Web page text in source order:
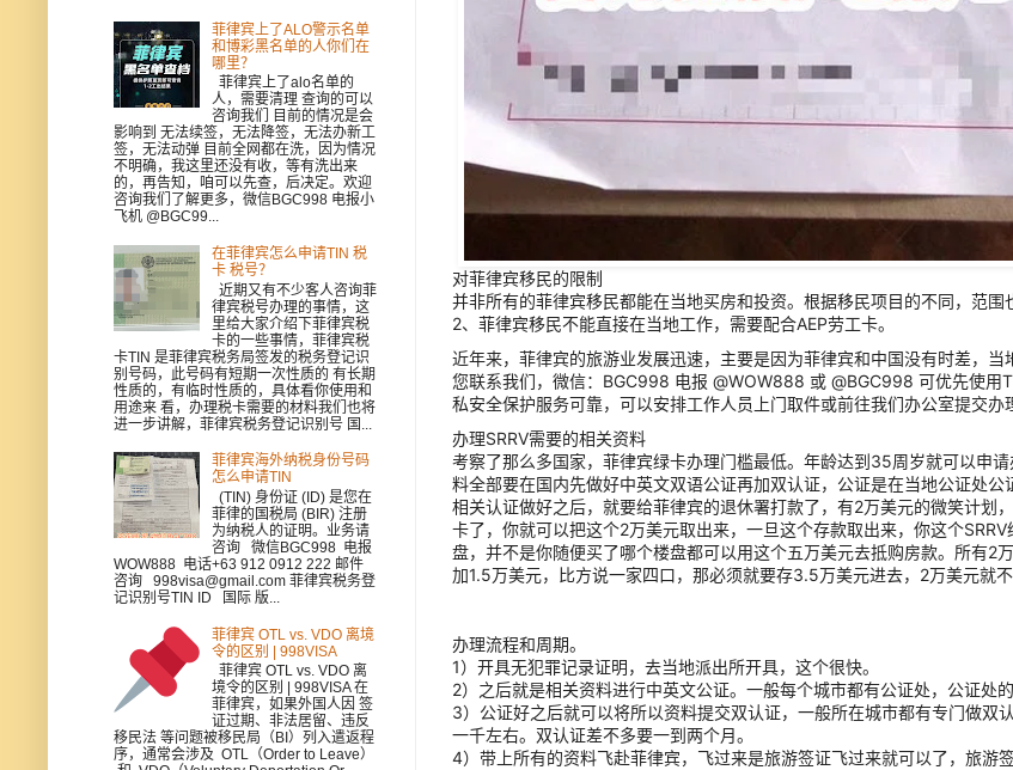
对菲律宾移民的限制
并非所有的菲律宾移民都能在当地买房和投资。根据移民项目的不同，范围
2、菲律宾移民不能直接在当地工作，需要配合AEP劳工卡。
近年来，菲律宾的旅游业发展迅速，主要是因为菲律宾和中国没有时差，
您联系我们，微信：BGC998 电报 @WOW888 或 @BGC998 可优先使
私安全保护服务可靠，可以安排工作人员上门取件或前往我们办公室提交办
办理SRRV需要的相关资料
考察了那么多国家，菲律宾绿卡办理门槛最低。年龄达到35周岁就可以申
料全部要在国内先做好中英文双语公证再加双认证，公证是在当地公证处
相关认证做好之后，就要给菲律宾的退休署打款了，有2万美元的微笑计
卡了，你就可以把这个2万美元取出来，一旦这个存款取出来，你这个
盘，并不是你随便买了哪个楼盘都可以用这个五万美元去抵购房款。所有
加1.5万美元，比方说一家四口，那必须就要存3.5万美元进去，2万美元就不
办理流程和周期。
1）开具无犯罪记录证明，去当地派出所开具，这个很快。
2）之后就是相关资料进行中英文公证。一般每个城市都有公证处，公证
3）公证好之后就可以将所以资料提交双认证，一般所在城市都有专门做
一千左右。双认证差不多要一到两个月。
4）带上所有的资料飞赴菲律宾，飞过来是旅游签证飞过来就可以了，旅
菲律宾上了ALO警示名单
和博彩黑名单的人你们在
哪里？
菲律宾上了alo名单的
人，需要清理 查询的可以
咨询我们 目前的情况是会
影响到 无法续签，无法降签，无法办新工
签，无法动弹 目前全网都在洗，因为情况
不明确，我这里还没有收，等有洗出来
的，再告知，咱可以先查，后决定。欢迎
咨询我们了解更多，微信BGC998 电报小
飞机 @BGC99...
在菲律宾怎么申请TIN 税
卡 税号？
近期又有不少客人咨询菲
律宾税号办理的事情，这
里给大家介绍下菲律宾税
卡的一些事情，菲律宾税
卡TIN 是菲律宾税务局签发的税务登记识
别号码，此号码有短期一次性质的 有长期
性质的，有临时性质的，具体看你使用和
用途来 看，办理税卡需要的材料我们也将
进一步讲解，菲律宾税务登记识别号 国...
菲律宾海外纳税身份号码
怎么申请TIN
(TIN) 身份证 (ID) 是您在
菲律的国税局 (BIR) 注册
为纳税人的证明。业务请
咨询 微信BGC998 电报
WOW888 电话+63 912 0912 222 邮件
咨询 998visa@gmail.com 菲律宾税务登
记识别号TIN ID 国际 版...
菲律宾 OTL vs. VDO 离境
令的区别 | 998VISA
菲律宾 OTL vs. VDO 离
境令的区别 | 998VISA 在
菲律宾，如果外国人因 签
证过期、非法居留、违反
移民法 等问题被移民局（BI）列入遣返程
序，通常会涉及 OTL（Order to Leave）